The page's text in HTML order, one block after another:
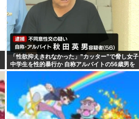
「性欲抑えきれなかった」”カッター”で脅し女子
中学生を性的暴行か 自称アルバイトの56歳男を
逮捕